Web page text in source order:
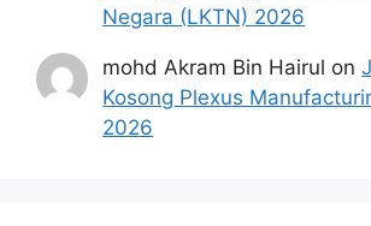
Negara (LKTN) 2026
mohd Akram Bin Hairul on
Kosong Plexus
2026